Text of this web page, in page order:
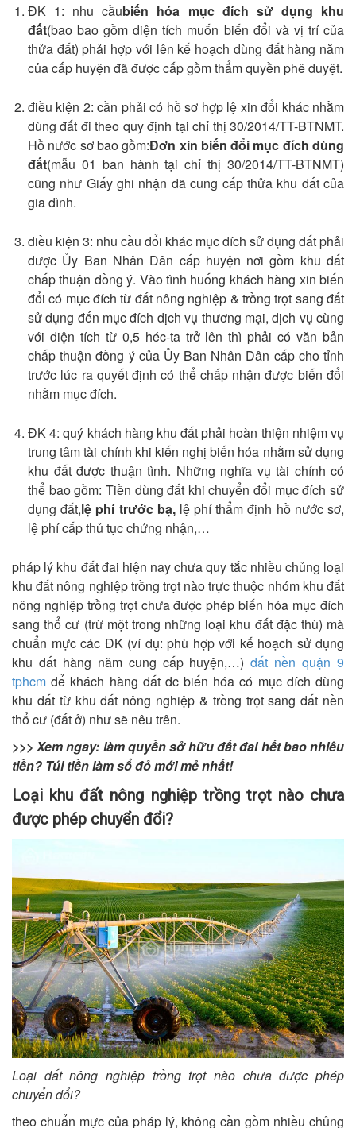
ĐK 1: nhu cầubiến hóa mục đích sử dụng khu
đất(bao bao gồm diện tích muốn biến đổi và vị trí của
thửa đất) phải hợp với lên kế hoạch dùng đất hàng năm
của cấp huyện đã được cấp gồm thẩm quyền phê duyệt.
điều kiện 2: cần phải có hồ sơ hợp lệ xin đổi khác nhằm
dùng đất đi theo quy định tại chỉ thị 30/2014/TT-BTNMT.
Hồ nước sơ bao gồm:Đơn xin biến đổi mục đích dùng
đất(mẫu 01 ban hành tại chỉ thị 30/2014/TT-BTNMT)
cũng như Giấy ghi nhận đã cung cấp thửa khu đất của
gia đình.
điều kiện 3: nhu cầu đổi khác mục đích sử dụng đất phải
được Ủy Ban Nhân Dân cấp huyện nơi gồm khu đất
chấp thuận đồng ý. Vào tình huống khách hàng xin biến
đổi có mục đích từ đất nông nghiệp & trồng trọt sang đất
sử dụng đến mục đích dịch vụ thương mại, dịch vụ cùng
với diện tích từ 0,5 héc-ta trở lên thì phải có văn bản
chấp thuận đồng ý của Ủy Ban Nhân Dân cấp cho tỉnh
trước lúc ra quyết định có thể chấp nhận được biến đổi
nhằm mục đích.
ĐK 4: quý khách hàng khu đất phải hoàn thiện nhiệm vụ
trung tâm tài chính khi kiến nghị biến hóa nhằm sử dụng
khu đất được thuận tình. Những nghĩa vụ tài chính có
thể bao gồm: Tiền dùng đất khi chuyển đổi mục đích sử
dụng đất,lệ phí trước bạ, lệ phí thẩm định hồ nước sơ,
lệ phí cấp thủ tục chứng nhận,…
pháp lý khu đất đai hiện nay chưa quy tắc nhiều chủng loại
khu đất nông nghiệp trồng trọt nào trực thuộc nhóm khu đất
nông nghiệp trồng trọt chưa được phép biến hóa mục đích
sang thổ cư (trừ một trong những loại khu đất đặc thù) mà
chuẩn mực các ĐK (ví dụ: phù hợp với kế hoạch sử dụng
khu đất hàng năm cung cấp huyện,…)đất nền quận 9
tphcm để khách hàng đất đc biến hóa có mục đích dùng
khu đất từ khu đất nông nghiệp & trồng trọt sang đất nền
thổ cư (đất ở) như sẽ nêu trên.
>>> Xem ngay: làm quyền sở hữu đất đai hết bao nhiêu
tiền? Túi tiền làm sổ đỏ mới mẻ nhất!
Loại khu đất nông nghiệp trồng trọt nào chưa
được phép chuyển đổi?
Loại đất nông nghiệp trồng trọt nào chưa được phép
chuyển đổi?
theo chuẩn mực của pháp lý, không cần gồm nhiều chủng